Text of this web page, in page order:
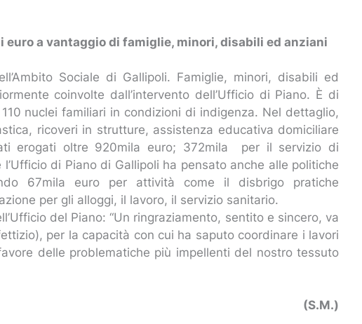
a vantaggio di famiglie, minori, disabili ed anziani
Sociale di Gallipoli. Famiglie, minori, disabili ed
coinvolte dall’intervento dell’Ufficio di Piano. È di
nuclei familiari in condizioni di indigenza. Nel dettaglio,
ricoveri in strutture, assistenza educativa domiciliare
erogati oltre 920mila euro; 372mila per il servizio di
di Piano di Gallipoli ha pensato anche alle politiche
67mila euro per attività come il disbrigo pratiche
per gli alloggi, il lavoro, il servizio sanitario.
del Piano: “Un ringraziamento, sentito e sincero, va
per la capacità con cui ha saputo coordinare i lavori
delle problematiche più impellenti del nostro tessuto
(S.M.)